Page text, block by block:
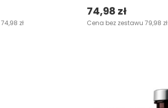
zł
74,98 zł
Cena bez zestawu 79,98 zł